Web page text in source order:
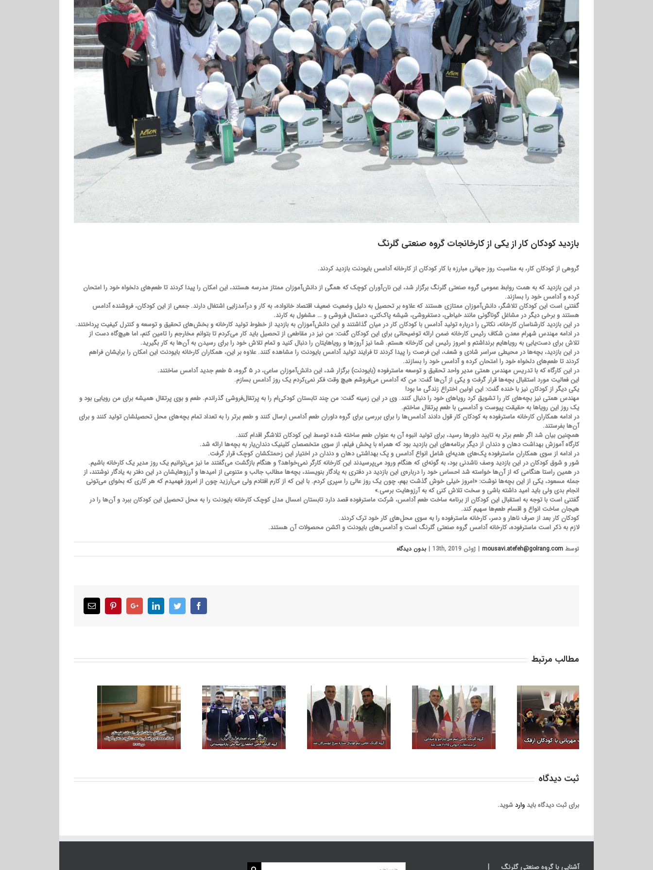
بازدید کودکان کار از یکی از کارخانجات گروه صنعتی گلرنگ
گروهی از کودکان کار، به مناسبت روز جهانی مبارزه با کار کودکان از کارخانه آدامس بایودنت بازدید کردند.
در این بازدید که به همت روابط عمومی گروه صنعتی گلرنگ برگزار شد، این نان‌آوران کوچک که همگی از دانش‌آموزان ممتاز مدرسه هستند، این امکان را پیدا کردند تا طعم‌های دلخواه خود را امتحان
کرده و آدامس خود را بسازند.
گفتنی است این کودکان تلاشگر، دانش‌آموزان ممتازی هستند که علاوه بر تحصیل به دلیل وضعیت ضعیف اقتصاد خانواده، به کار و درآمدزایی اشتغال دارند. جمعی از این کودکان، فروشنده آدامس
هستند و برخی دیگر در مشاغل گوناگونی مانند خیاطی، دستفروشی، شیشه پاک‌کنی، دستمال فروشی و … مشغول به کارند.
در این بازدید کارشناسان کارخانه، نکاتی را درباره تولید آدامس با کودکان کار در میان گذاشتند و این دانش‌آموزان به بازدید از خطوط تولید کارخانه و بخش‌های تحقیق و توسعه و کنترل کیفیت پرداختند.
در ادامه مهندس شهرام معدن شکاف رئیس کارخانه ضمن ارائه توضیحاتی برای این کودکان گفت: من نیز در مقاطعی از تحصیل باید کار می‌کردم تا بتوانم مخارجم را تامین کنم، اما هیچ‌گاه دست از
تلاش برای دست‌یابی به رویاهایم برنداشتم و امروز رئیس این کارخانه هستم. شما نیز آروزها و رویاهایتان را دنبال کنید و تمام تلاش خود را برای رسیدن به آن‌ها به کار بگیرید.
در این بازدید، بچه‌ها در محیطی سراسر شادی و شعف، این فرصت را پیدا کردند تا فرایند تولید آدامس بایودنت را مشاهده کنند. علاوه بر این، همکاران کارخانه بایودنت این امکان را برایشان فراهم
کردند تا طعم‌های دلخواه خود را امتحان کرده و آدامس خود را بسازند.
در این کارگاه که با تدریس مهندس همتی مدیر واحد تحقیق و توسعه ماسترفوده (بایودنت) برگزار شد، این دانش‌آموزان ساعی، در ۵ گروه، ۵ طعم جدید آدامس‌ ساختند.
این فعالیت مورد استقبال بچه‌ها قرار گرفت و یکی از آن‌ها گفت: من که آدامس می‌فروشم هیچ وقت فکر نمی‌کردم یک روز آدامس بسازم.
یکی دیگر از کودکان نیز با خنده گفت: این اولین اختراع زندگی ما بود!
مهندس همتی نیز بچه‌های کار را تشویق کرد رویاهای خود را دنبال کنند. وی در این زمینه گفت: من چند تابستان کودکی‌ام را به پرتقال‌فروشی گذراندم. طعم و بوی پرتقال همیشه برای من رویایی بود و
یک روز این رویاها به حقیقت پیوست و آدامسی با طعم پرتقال ساختم.
در ادامه همکاران کارخانه ماسترفوده به کودکان کار قول دادند آدامس‌ها را برای بررسی برای گروه داوران طعم آدامس ارسال کنند و طعم برتر را به تعداد تمام بچه‌های محل تحصیلشان تولید کنند و برای
آن‌ها بفرستند.
همچنین بیان شد اگر طعم برتر به تایید داورها رسید، برای تولید انبوه آن به عنوان طعم ساخته شده توسط این کودکان تلاشگر اقدام کنند.
کارگاه آموزش بهداشت دهان و دندان از دیگر برنامه‌های این بازدید بود که همراه با پخش فیلم، از سوی متخصصان کلینیک دندان‌یار به بچه‌ها ارائه شد.
در ادامه از سوی همکاران ماسترفوده پک‌های هدیه‌ای شامل انواع آدامس و پک بهداشتی دهان و دندان در اختیار این زحمتکشان کوچک قرار گرفت.
شور و شوق کودکان در این بازدید وصف ناشدنی بود، به گونه‌ای که هنگام ورود می‌پرسیدند این کارخانه کارگر نمی‌خواهد؟ و هنگام بازگشت می‌گفتند ما نیز می‌توانیم یک روز مدیر یک کارخانه باشیم.
در همین راستا هنگامی که از آن‌ها خواسته شد احساس خود را درباره‌ی این بازدید در دفتری به یادگار بنویسند، بچه‌ها مطالب جالب و متنوعی از امیدها و آرزوهایشان در این دفتر به یادگار نوشتند، از
جمله مسعود، یکی از این بچه‌ها نوشت: «امروز خیلی خوش گذشت بهم، چون یک روز عالی را سپری کردم. با این که از کارم افتادم ولی می‌ارزید چون از امروز فهمیدم که هر کاری که بخوای می‌تونی
انجام بدی ولی باید امید داشته باشی و سخت تلاش کنی که به آرزوهایت برسی.»
گفتنی است با توجه به استقبال این کودکان از برنامه ساخت طعم آدامس، شرکت ماسترفوده قصد دارد تابستان امسال مدل کوچک کارخانه بایودنت را به محل تحصیل این کودکان ببرد و آن‌ها را در
هیجان ساخت انواع و اقسام طعم‌ها سهیم کند.
کودکان کار بعد از صرف ناهار و دسر، کارخانه ماسترفوده را به سوی محل‌های کار خود ترک کردند.
لازم به ذکر است ماسترفوده، کارخانه آدامس گروه صنعتی گلرنگ است و آدامس‌های بایودنت و اکشن محصولات آن هستند.
توسط mousavi.atefeh@golrang.com
| ژوئن 13th, 2019 | بدون ديدگاه
Facebook
Twitter
LinkedIn
Google+
Pinterest
Email
مطالب مرتبط
حمایت گروه گلرنگ از
قهرمانان پارادوومیدانی
کشور در میادین جهانی؛
تجلی مسئولیت‌
اجتماعی بخش
خصوصی معتبر در عرصه
ورزش
گروه گلرنگ حامی تیم
فوتبال ستاره سرخ
تویسرکان شد
گروه گلرنگ حامی تیم
ملی پارادو و میدانی در
مسابقات جهانی 2025
هند شد
به وقت مهربانی با
کودکان ارفک
ثبت ديدگاه
برای ثبت دیدگاه باید واردشوید.
آشنایی با گروه صنعتی گلرنگ جستجو